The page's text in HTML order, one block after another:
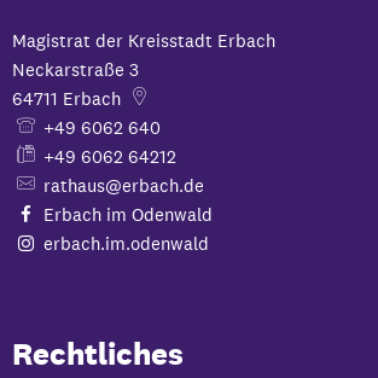
Magistrat der Kreisstadt Erbach
Neckarstraße 3
64711 Erbach
+49 6062 640
+49 6062 64212
rathaus@erbach.de
Erbach im Odenwald
erbach.im.odenwald
Rechtliches